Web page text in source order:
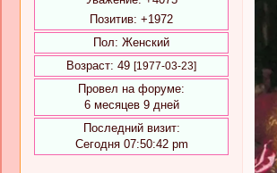
Позитив: +1972
Пол: Женский
Возраст: 49 [1977-03-23]
Провел на форуме:
6 месяцев 9 дней
Последний визит:
Сегодня 07:50:42 pm